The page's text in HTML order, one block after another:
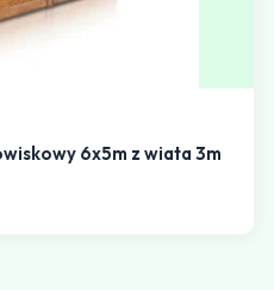
6x5m z wiata 3m